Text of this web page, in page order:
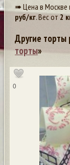
➠ Цена в Москве
руб/кг. Вес от2
Другие торты
торты»
0